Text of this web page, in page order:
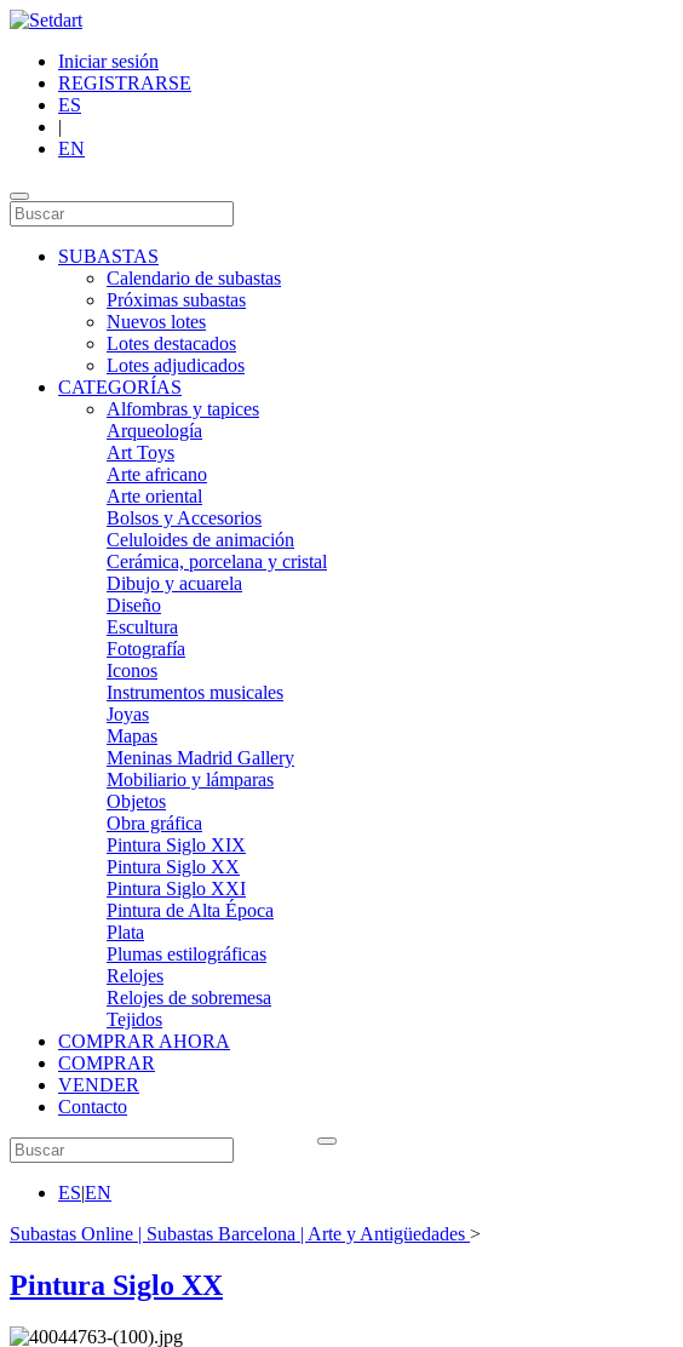
Iniciar sesión
REGISTRARSE
ES
|
EN
SUBASTAS
Calendario de subastas
Próximas subastas
Nuevos lotes
Lotes destacados
Lotes adjudicados
CATEGORÍAS
Alfombras y tapices
Arqueología
Art Toys
Arte africano
Arte oriental
Bolsos y Accesorios
Celuloides de animación
Cerámica, porcelana y cristal
Dibujo y acuarela
Diseño
Escultura
Fotografía
Iconos
Instrumentos musicales
Joyas
Mapas
Meninas Madrid Gallery
Mobiliario y lámparas
Objetos
Obra gráfica
Pintura Siglo XIX
Pintura Siglo XX
Pintura Siglo XXI
Pintura de Alta Época
Plata
Plumas estilográficas
Relojes
Relojes de sobremesa
Tejidos
COMPRAR AHORA
COMPRAR
VENDER
Contacto
ES|EN
Subastas Online | Subastas Barcelona | Arte y Antigüedades >
Pintura Siglo XX